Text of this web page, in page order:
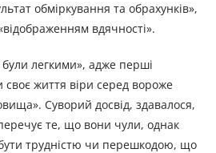
обміркування та обрахунків»,
вдячності».
легкими», адже перші
життя віри серед вороже
Суворий досвід, здавалося,
те, що вони чули, однак
бути трудністю чи перешкодою, що